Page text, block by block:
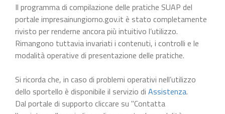
Il programma di compilazione delle pratiche SUAP del
portale impresainungiorno.gov.it è stato completamente
rivisto per renderne ancora più intuitivo l’utilizzo.
Rimangono tuttavia invariati i contenuti, i controlli e le
modalità operative di presentazione delle pratiche.
Si ricorda che, in caso di problemi operativi nell’utilizzo
dello sportello è disponibile il servizio di Assistenza.
Dal portale di supporto cliccare su "Contatta